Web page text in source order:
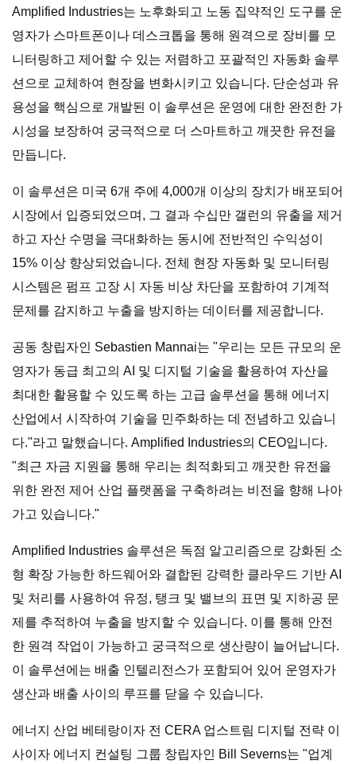
Amplified Industries는 노후화되고 노동 집약적인 도구를 운
영자가 스마트폰이나 데스크톱을 통해 원격으로 장비를 모
니터링하고 제어할 수 있는 저렴하고 포괄적인 자동화 솔루
션으로 교체하여 현장을 변화시키고 있습니다. 단순성과 유
용성을 핵심으로 개발된 이 솔루션은 운영에 대한 완전한 가
시성을 보장하여 궁극적으로 더 스마트하고 깨끗한 유전을
만듭니다.
이 솔루션은 미국 6개 주에 4,000개 이상의 장치가 배포되어
시장에서 입증되었으며, 그 결과 수십만 갤런의 유출을 제거
하고 자산 수명을 극대화하는 동시에 전반적인 수익성이
15% 이상 향상되었습니다. 전체 현장 자동화 및 모니터링
시스템은 펌프 고장 시 자동 비상 차단을 포함하여 기계적
문제를 감지하고 누출을 방지하는 데이터를 제공합니다.
공동 창립자인 Sebastien Mannai는 "우리는 모든 규모의 운
영자가 동급 최고의 AI 및 디지털 기술을 활용하여 자산을
최대한 활용할 수 있도록 하는 고급 솔루션을 통해 에너지
산업에서 시작하여 기술을 민주화하는 데 전념하고 있습니
다."라고 말했습니다. Amplified Industries의 CEO입니다.
"최근 자금 지원을 통해 우리는 최적화되고 깨끗한 유전을
위한 완전 제어 산업 플랫폼을 구축하려는 비전을 향해 나아
가고 있습니다."
Amplified Industries 솔루션은 독점 알고리즘으로 강화된 소
형 확장 가능한 하드웨어와 결합된 강력한 클라우드 기반 AI
및 처리를 사용하여 유정, 탱크 및 밸브의 표면 및 지하공 문
제를 추적하여 누출을 방지할 수 있습니다. 이를 통해 안전
한 원격 작업이 가능하고 궁극적으로 생산량이 늘어납니다.
이 솔루션에는 배출 인텔리전스가 포함되어 있어 운영자가
생산과 배출 사이의 루프를 닫을 수 있습니다.
에너지 산업 베테랑이자 전 CERA 업스트림 디지털 전략 이
사이자 에너지 컨설팅 그룹 창립자인 Bill Severns는 "업계